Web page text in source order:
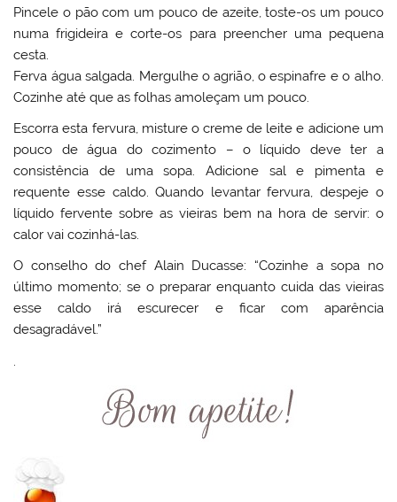
Pincele o pão com um pouco de azeite, toste-os um pouco
numa frigideira e corte-os para preencher uma pequena
cesta.
Ferva água salgada. Mergulhe o agrião, o espinafre e o alho.
Cozinhe até que as folhas amoleçam um pouco.
Escorra esta fervura, misture o creme de leite e adicione um
pouco de água do cozimento – o líquido deve ter a
consistência de uma sopa. Adicione sal e pimenta e
requente esse caldo. Quando levantar fervura, despeje o
líquido fervente sobre as vieiras bem na hora de servir: o
calor vai cozinhá-las.
O conselho do chef Alain Ducasse: “Cozinhe a sopa no
último momento; se o preparar enquanto cuida das vieiras
esse caldo irá escurecer e ficar com aparência
desagradável.”
.